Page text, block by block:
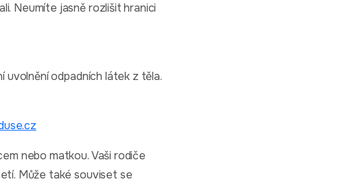
Neumíte jasně rozlišit hranici
uvolnění odpadních látek z těla.
nebo matkou. Vaši rodiče
Může také souviset se